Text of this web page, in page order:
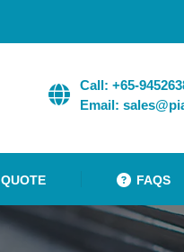
Call: +65-
Email:
QUOTE FAQS